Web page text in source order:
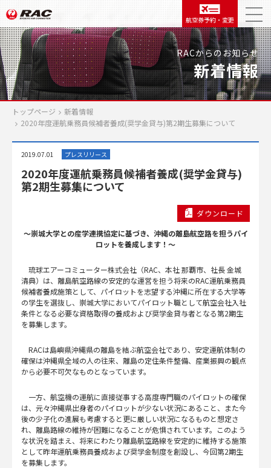
航空券予約・変更
RACからのお知らせ
新着情報
トップページ
新着情報
2020年度運航乗務員候補者養成(奨学金貸与)第2期生募集について
2019.07.01 プレスリリース
2020年度運航乗務員候補者養成(奨学金貸与)
第2期生募集について
ダウンロード
～崇城大学との産学連携協定に基づき、沖縄の離島航空路を担うパイ
ロットを養成します！～
琉球エアーコミューター株式会社（RAC、本社 那覇市、社長 金城
清典）は、離島航空路線の安定的な運営を担う将来のRAC運航乗務員
候補者養成施策として、パイロットを志望する沖縄に所在する大学等
の学生を選抜し、崇城大学においてパイロット職として航空会社入社
条件となる必要な資格取得の養成および奨学金貸与者となる第2期生
を募集します。
RACは島嶼県沖縄県の離島を結ぶ航空会社であり、安定運航体制の
確保は沖縄県全域の人の往来、離島の定住条件整備、産業振興の観点
から必要不可欠なものとなっています。
一方、航空機の運航に直接従事する高度専門職のパイロットの確保
は、元々沖縄県出身者のパイロットが少ない状況にあること、また今
後の少子化の進展も考慮すると更に厳しい状況になるものと想定さ
れ、離島路線の維持が困難になることが危惧されています。このよう
な状況を踏まえ、将来にわたり離島航空路線を安定的に維持する施策
として昨年運航乗務員養成および奨学金制度を創設し、今回第2期生
を募集します。